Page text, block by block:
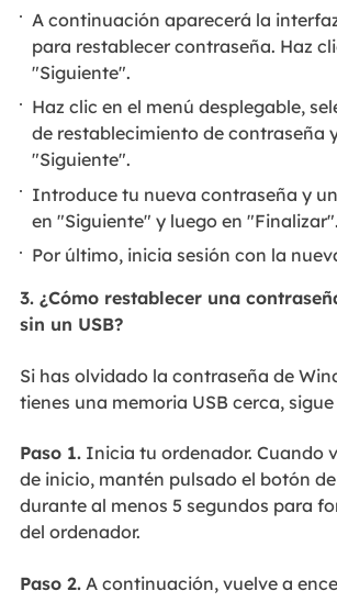
A continuación aparecerá la
para restablecer contraseña. Haz
"Siguiente".
Haz clic en el menú desplegable,
de restablecimiento de contraseña
"Siguiente".
Introduce tu nueva contraseña y
en "Siguiente" y luego en "Finalizar".
Por último, inicia sesión con la
3. ¿Cómo restablecer una
sin un USB?
Si has olvidado la contraseña de
tienes una memoria USB cerca,
Paso 1.Inicia tu ordenador. Cuando
de inicio, mantén pulsado el botón
durante al menos 5 segundos para
del ordenador.
Paso 2.A continuación, vuelve a